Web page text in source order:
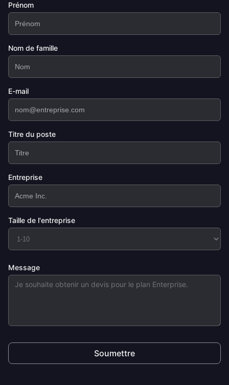
Prénom
Nom de famille
E-mail
Titre du poste
Entreprise
Taille de l'entreprise
Message
Soumettre